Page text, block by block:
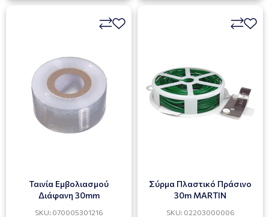
Ταινία Εμβολιασμού
Διάφανη 30mm
SKU: 070005301216
Σύρμα Πλαστικό Πράσινο
30m MARTIN
SKU: 02203000006